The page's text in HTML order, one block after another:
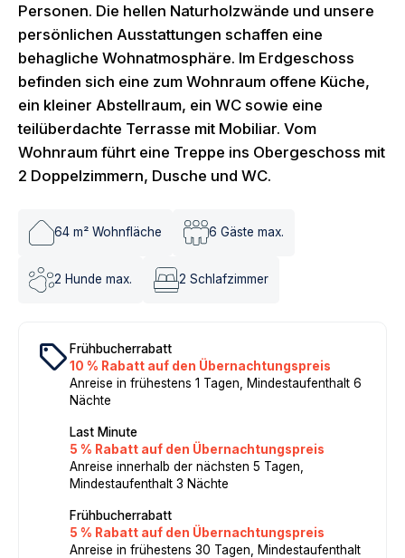
Personen. Die hellen Naturholzwände und unsere
persönlichen Ausstattungen schaffen eine
behagliche Wohnatmosphäre. Im Erdgeschoss
befinden sich eine zum Wohnraum offene Küche,
ein kleiner Abstellraum, ein WC sowie eine
teilüberdachte Terrasse mit Mobiliar. Vom
Wohnraum führt eine Treppe ins Obergeschoss mit
2 Doppelzimmern, Dusche und WC.
64 m² Wohnfläche 6 Gäste max.
2 Hunde max. 2 Schlafzimmer
local_offer Frühbucherrabatt
10 % Rabatt auf den Übernachtungspreis
Anreise in frühestens 1 Tagen, Mindestaufenthalt 6
Nächte
Last Minute
5 % Rabatt auf den Übernachtungspreis
Anreise innerhalb der nächsten 5 Tagen,
Mindestaufenthalt 3 Nächte
Frühbucherrabatt
5 % Rabatt auf den Übernachtungspreis
Anreise in frühestens 30 Tagen, Mindestaufenthalt